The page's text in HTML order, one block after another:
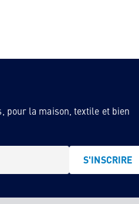
pour la maison, textile et bien
S'INSCRIRE